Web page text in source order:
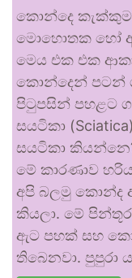
කොන්දෙ
මොහොතක හෝ
මෙය එක එක
කොන්දෙන් පටන්
පිටුපසින් පහළට
සයටිකා
සයටිකා
මේ කාරණාව
අපි බලමු කොන්ද
කියලා. මේ
ඇට පහක් සහ
තිබෙනවා. පුපුරා